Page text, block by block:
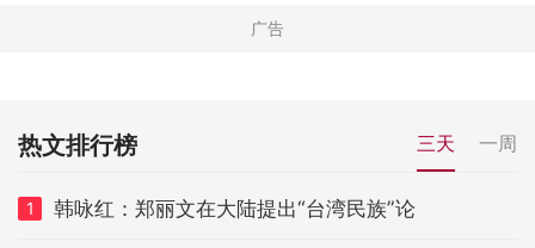
热文排行榜 三天 一周
1 韩咏红：郑丽文在大陆提出“台湾民族”论